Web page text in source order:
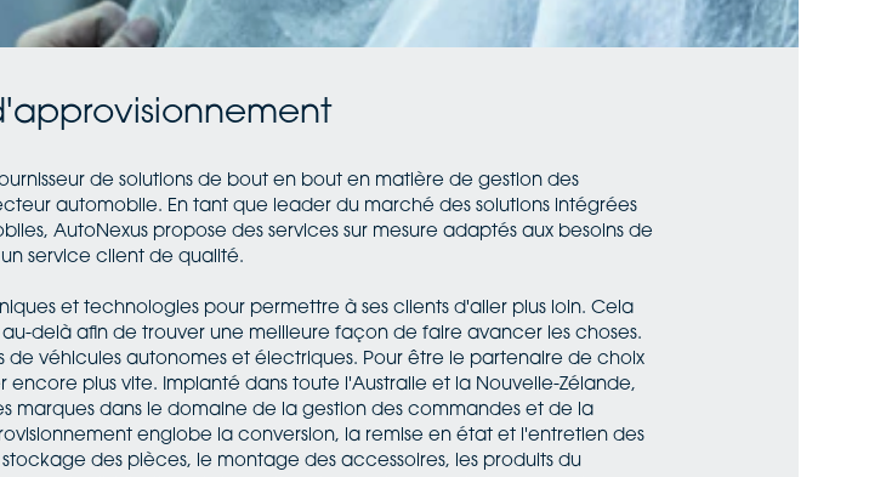
de solutions de bout en bout en matière de gestion des
automobile. En tant que leader du marché des solutions intégrées
AutoNexus propose des services sur mesure adaptés aux besoins de
service client de qualité.
et technologies pour permettre à ses clients d'aller plus loin. Cela
delà afin de trouver une meilleure façon de faire avancer les choses.
véhicules autonomes et électriques. Pour être le partenaire de choix
plus vite. Implanté dans toute l'Australie et la Nouvelle-Zélande,
marques dans le domaine de la gestion des commandes et de la
englobe la conversion, la remise en état et l'entretien des
des pièces, le montage des accessoires, les produits du